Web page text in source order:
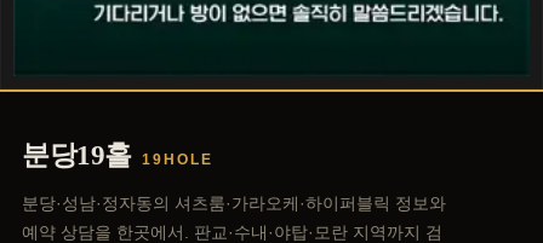
분당19홀 19HOLE
분당·성남·정자동의 셔츠룸·가라오케·하이퍼블릭 정보와
예약 상담을 한곳에서. 판교·수내·야탑·모란 지역까지 검